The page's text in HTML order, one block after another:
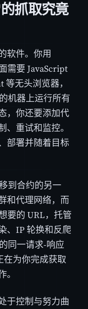
抓取究竟
软件。你用
需要 JavaScript
无头浏览器，
机器上运行所有
，你还要添加代
重试和监控。
部署并随着目标
到合约的另一
和代理网络，而
要的 URL，托管
、IP 轮换和反爬
同一请求-响应
在为你完成获取
于控制与努力曲